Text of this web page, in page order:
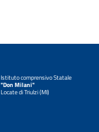
Istituto comprensivo Statale
"Don Milani"
Locate di Triulzi (MI)